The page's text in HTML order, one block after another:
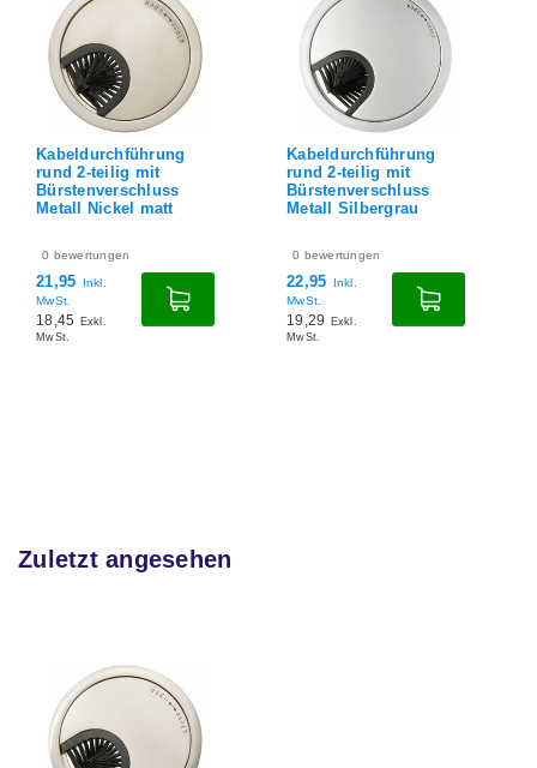
Kabeldurchführung
rund 2-teilig mit
Bürstenverschluss
Metall Silbergrau
0 bewertungen
22,95
Inkl.
MwSt.
19,29
Exkl.
MwSt.
Kabeldurchführung
rund 2-teilig mit
niedrigem Profil und
Bürstenverschluss
0bewertungen
15,95Inkl.
MwSt.